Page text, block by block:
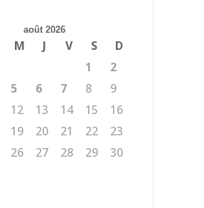
août 2026
M J V S
D
1
2
5 6 7 8
9
12 13 14 15
16
19 20 21 22
23
26 27 28 29
30